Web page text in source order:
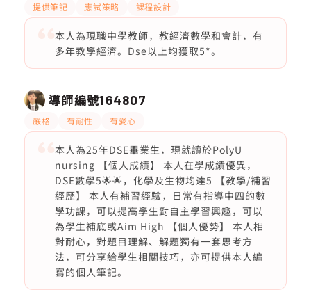
提供筆記 應試策略 課程設計
本人為現職中學教師，教經濟數學和會計，有
多年教學經濟。Dse以上均獲取5*。
導師編號164807
嚴格 有耐性 有愛心
本人為25年DSE畢業生，現就讀於PolyU
nursing 【個人成績】 本人在學成績優異，
DSE數學5🌟🌟，化學及生物均達5 【教學/補習
經歷】 本人有補習經驗，日常有指導中四的數
學功課，可以提高學生對自主學習興趣，可以
為學生補底或Aim High 【個人優勢】 本人相
對耐心，對題目理解、解題獨有一套思考方
法，可分享給學生相關技巧，亦可提供本人編
寫的個人筆記。